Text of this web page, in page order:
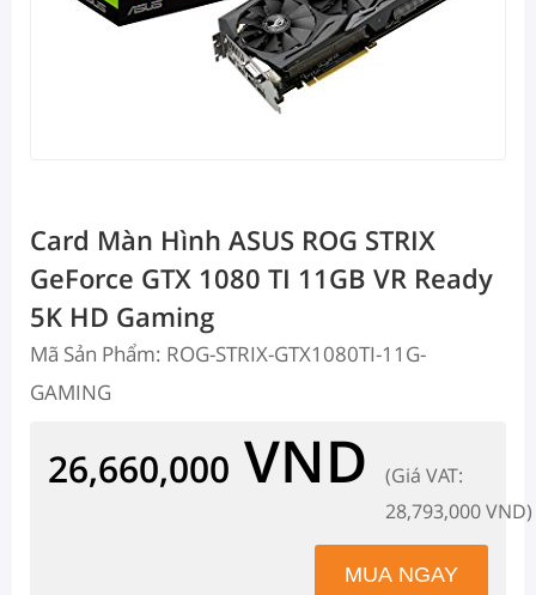
Card Màn Hình ASUS ROG STRIX
GeForce GTX 1080 TI 11GB VR Ready
5K HD Gaming
Mã Sản Phẩm: ROG-STRIX-GTX1080TI-11G-
GAMING
26,660,000 VND
(Giá VAT:
28,793,000 VND)